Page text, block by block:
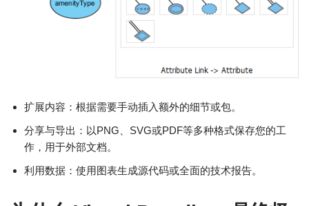
扩展内容：根据需要手动插入额外的细节或包。
分享与导出：以PNG、SVG或PDF等多种格式保存您的工
作，用于外部文档。
利用数据：使用图表生成源代码或全面的技术报告。